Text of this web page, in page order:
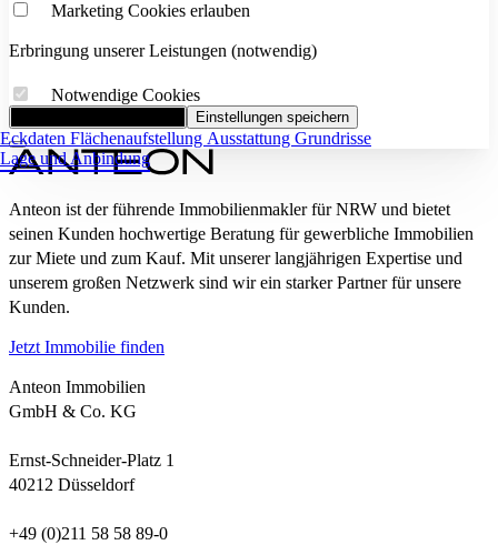
Eckdaten Flächenaufstellung Ausstattung Grundrisse
Lage und Anbindung
Marketing Cookies erlauben
Erbringung unserer Leistungen (notwendig)
Notwendige Cookies
Einstellungen speichern
Anteon ist der führende Immobilienmakler für NRW und bietet
seinen Kunden hochwertige Beratung für gewerbliche Immobilien
zur Miete und zum Kauf. Mit unserer langjährigen Expertise und
unserem großen Netzwerk sind wir ein starker Partner für unsere
Kunden.
Jetzt Immobilie finden
Anteon Immobilien
GmbH & Co. KG
Ernst-Schneider-Platz 1
40212 Düsseldorf
+49 (0)211 58 58 89-0